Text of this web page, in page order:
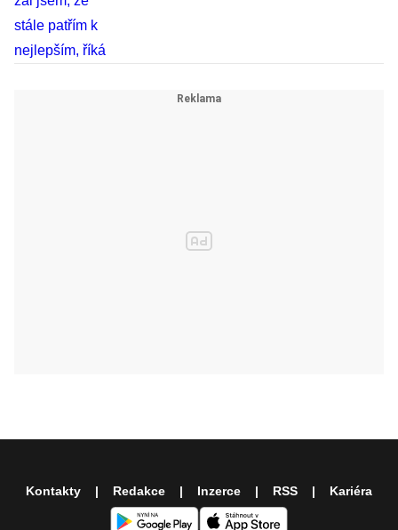
Kontakty Redakce Inzerce RSS Kariéra